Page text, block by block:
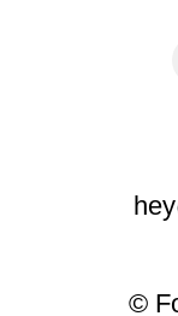
©